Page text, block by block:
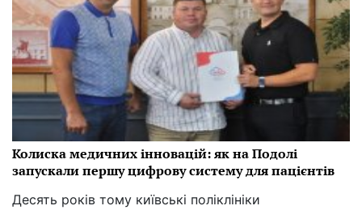
Колиска медичних інновацій: як на Подолі
запускали першу цифрову систему для пацієнтів
Десять років тому київські поліклініки